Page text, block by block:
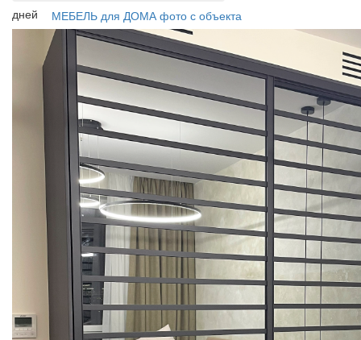
дней
МЕБЕЛЬ для ДОМА фото с объекта